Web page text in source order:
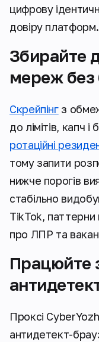
цифрову
довіру платформ.
Збирайте
мереж без
Скрейпінгз
до лімітів, капч
ротаційні
тому запити
нижче порогів
стабільно
TikTok, паттерни
про ЛПР та
Працюйте
Проксі
антидетект-